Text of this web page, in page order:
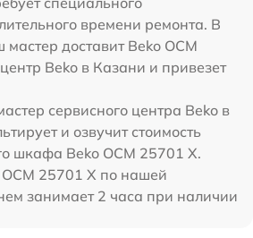
времени ремонта. В
доставит Beko OCM
Beko в Казани и привезет
сервисного центра Beko в
и озвучит стоимость
шкафа Beko OCM 25701 X.
25701 X по нашей
занимает 2 часа при наличии